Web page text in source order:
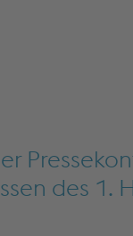
des 1.